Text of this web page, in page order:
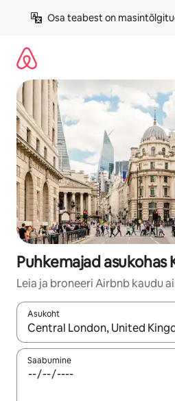
Osa teabest on
Puhkemajad asukohas
Leia ja broneeri Airbnb kaudu
Asukoht
Kui tulemused on kuvatud, liigu
Saabumine